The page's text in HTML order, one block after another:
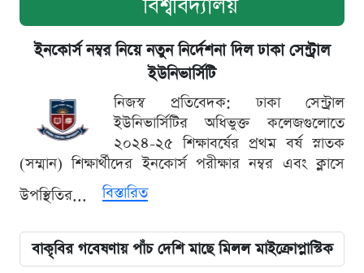
ইনকোর্স নম্বর নিয়ে নতুন নির্দেশনা দিল ঢাকা সেন্ট্রাল
ইউনিভার্সিটি
নিজস্ব প্রতিবেদক: ঢাকা সেন্ট্রাল
ইউনিভার্সিটির অধিভুক্ত কলেজগুলোতে
২০২৪-২৫ শিক্ষাবর্ষের প্রথম বর্ষ স্নাতক
(সম্মান) শিক্ষার্থীদের ইনকোর্স পরীক্ষার নম্বর এবং ক্লাসে
উপস্থিতির...
বিস্তারিত
বাকৃবির গবেষণায় পাঁচ দেশি মাছে মিলল মাইক্রোপ্লাস্টিক